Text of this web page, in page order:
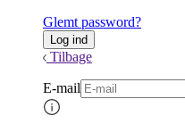
Glemt password?
Tilbage
E-mail